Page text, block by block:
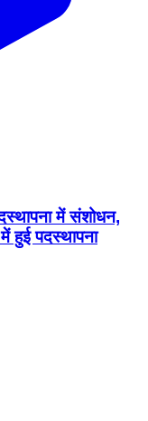
में संशोधन,
हुई पदस्थापना